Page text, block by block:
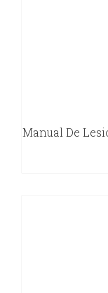
Manual De